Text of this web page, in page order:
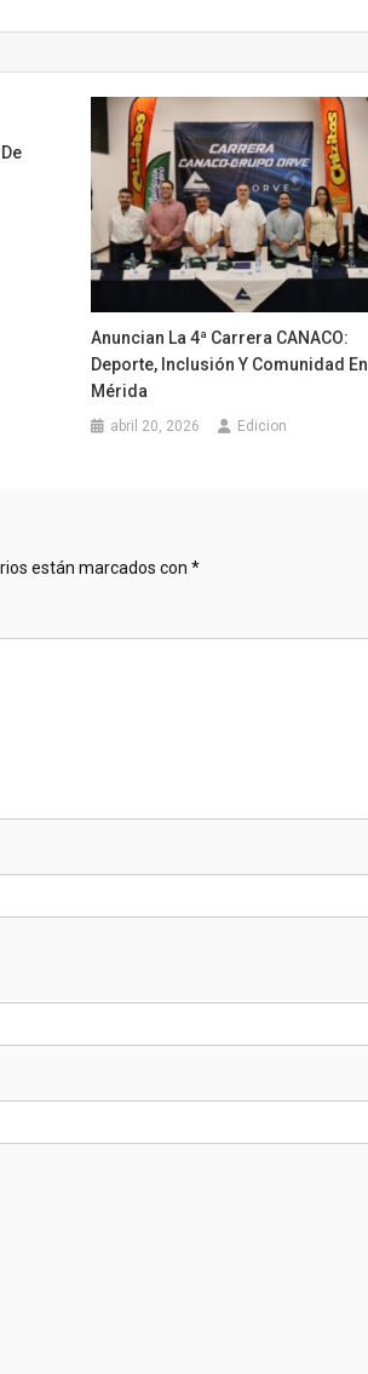
Anuncian La 4ª Carrera CANACO:
Deporte, Inclusión Y Comunidad En
Mérida
abril 20, 2026 Edicion
están marcados con *